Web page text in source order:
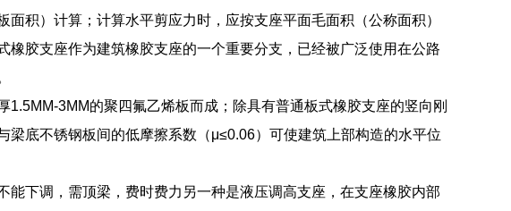
积）计算；计算水平剪应力时，应按支座平面毛面积（公称面积）
胶支座作为建筑橡胶支座的一个重要分支，已经被广泛使用在公路
3MM的聚四氟乙烯板而成；除具有普通板式橡胶支座的竖向刚
底不锈钢板间的低摩擦系数（μ≤0.06）可使建筑上部构造的水平位
下调，需顶梁，费时费力另一种是液压调高支座，在支座橡胶内部